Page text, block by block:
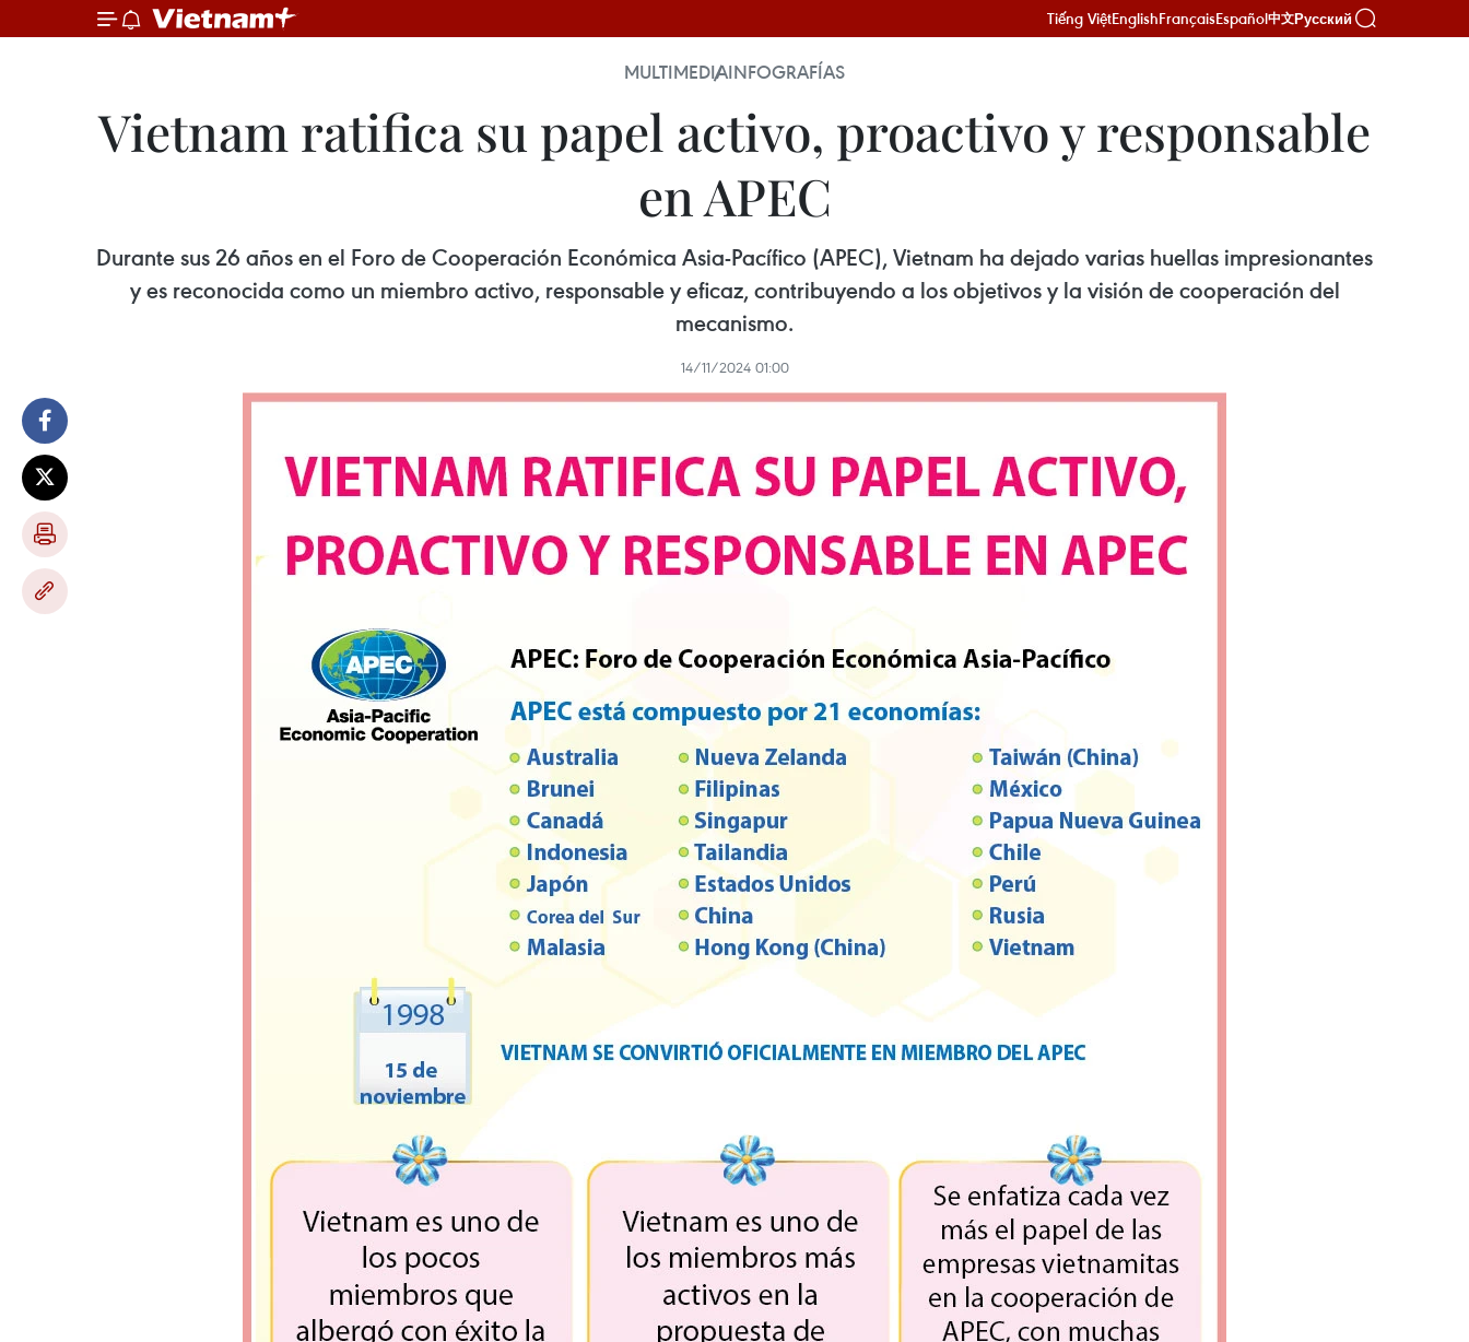
Tiếng ViệtEnglishFrançaisEspañol中文Русский
MULTIMEDIAINFOGRAFÍAS
Vietnam ratifica su papel activo, proactivo y responsable
en APEC
Durante sus 26 años en el Foro de Cooperación Económica Asia-Pacífico (APEC), Vietnam ha dejado varias huellas impresionantes
y es reconocida como un miembro activo, responsable y eficaz, contribuyendo a los objetivos y la visión de cooperación del
mecanismo.
14/11/2024 01:00